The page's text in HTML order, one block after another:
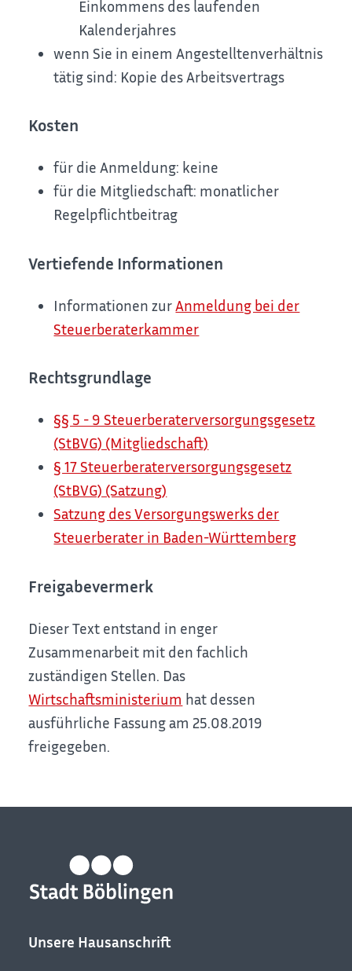
Einkommens des laufenden
Kalenderjahres
wenn Sie in einem Angestelltenverhältnis
tätig sind: Kopie des Arbeitsvertrags
Kosten
für die Anmeldung: keine
für die Mitgliedschaft: monatlicher
Regelpflichtbeitrag
Vertiefende Informationen
Informationen zurAnmeldung bei der
Steuerberaterkammer
Rechtsgrundlage
§§ 5 - 9 Steuerberaterversorgungsgesetz
(StBVG) (Mitgliedschaft)
§ 17 Steuerberaterversorgungsgesetz
(StBVG) (Satzung)
Satzung des Versorgungswerks der
Steuerberater in Baden-Württemberg
Freigabevermerk
Dieser Text entstand in enger
Zusammenarbeit mit den fachlich
zuständigen Stellen. Das
Wirtschaftsministerium hat dessen
ausführliche Fassung am 25.08.2019
freigegeben.
Unsere Hausanschrift